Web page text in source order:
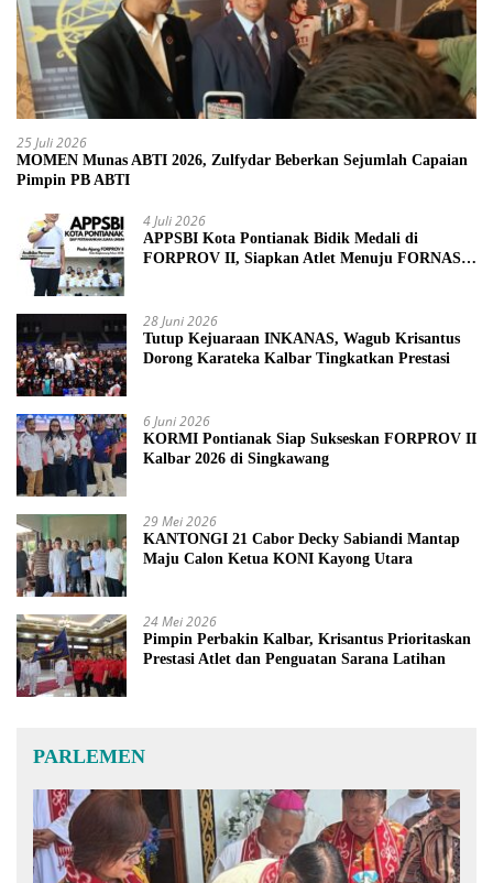
25 Juli 2026
MOMEN Munas ABTI 2026, Zulfydar Beberkan Sejumlah Capaian
Pimpin PB ABTI
4 Juli 2026
APPSBI Kota Pontianak Bidik Medali di
FORPROV II, Siapkan Atlet Menuju FORNAS
28 Juni 2026
Tutup Kejuaraan INKANAS, Wagub Krisantus
Dorong Karateka Kalbar Tingkatkan Prestasi
6 Juni 2026
KORMI Pontianak Siap Sukseskan FORPROV II
Kalbar 2026 di Singkawang
29 Mei 2026
KANTONGI 21 Cabor Decky Sabiandi Mantap
Maju Calon Ketua KONI Kayong Utara
24 Mei 2026
Pimpin Perbakin Kalbar, Krisantus Prioritaskan
Prestasi Atlet dan Penguatan Sarana Latihan
PARLEMEN